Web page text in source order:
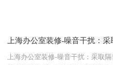
上海办公室装修-噪音干扰：采取